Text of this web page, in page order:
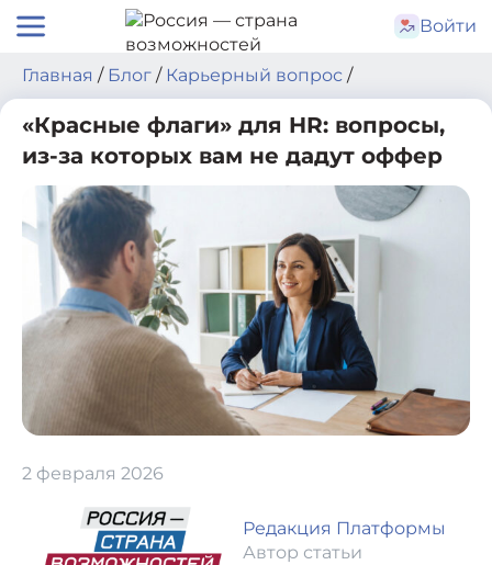
Skip
to
Войти
Главная / Блог / Карьерный вопрос /
«Красные флаги» для HR: вопросы,
из-за которых вам не дадут оффер
2 февраля 2026
Редакция Платформы
Автор статьи